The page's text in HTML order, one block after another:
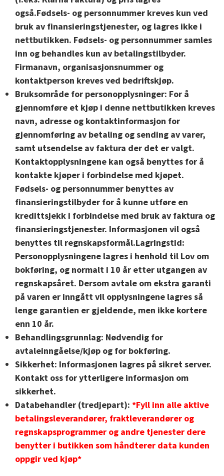
også.Fødsels- og personnummer kreves kun ved
bruk av finansieringstjenester, og lagres ikke i
nettbutikken. Fødsels- og personnummer samles
inn og behandles kun av betalingstilbyder.
Firmanavn, organisasjonsnummer og
kontaktperson kreves ved bedriftskjøp.
Bruksområde for personopplysninger: For å
gjennomføre et kjøp i denne nettbutikken kreves
navn, adresse og kontaktinformasjon for
gjennomføring av betaling og sending av varer,
samt utsendelse av faktura der det er valgt.
Kontaktopplysningene kan også benyttes for å
kontakte kjøper i forbindelse med kjøpet.
Fødsels- og personnummer benyttes av
finansieringstilbyder for å kunne utføre en
kredittsjekk i forbindelse med bruk av faktura og
finansieringstjenester. Informasjonen vil også
benyttes til regnskapsformål.Lagringstid:
Personopplysningene lagres i henhold til Lov om
bokføring, og normalt i 10 år etter utgangen av
regnskapsåret. Dersom avtale om ekstra garanti
på varen er inngått vil opplysningene lagres så
lenge garantien er gjeldende, men ikke kortere
enn 10 år.
Behandlingsgrunnlag: Nødvendig for
avtaleinngåelse/kjøp og for bokføring.
Sikkerhet: Informasjonen lagres på sikret server.
Kontakt oss for ytterligere informasjon om
sikkerhet.
Databehandler (tredjepart): *Fyll inn alle aktive
betalingsleverandører, fraktleverandører og
regnskapsprogrammer og andre tjenester dere
benytter i butikken som håndterer data kunden
oppgir ved kjøp*